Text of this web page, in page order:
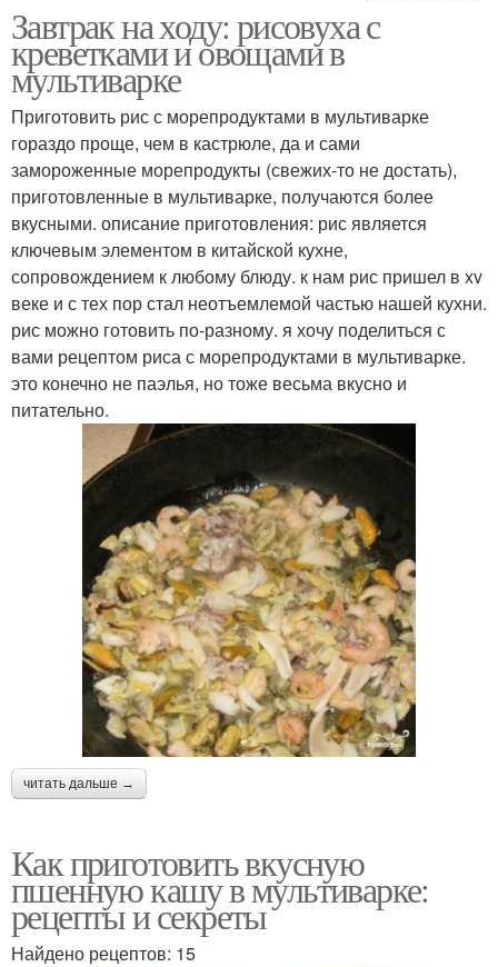
Каша с изюмом Каша с медом
Каша с курицей Каша с овощами
Каша с брокколи и Каша с креветками
Пшенная каша Каша в мультиварке
Каши в мультиварке
Ингредиенты в
пшенную кашу
Каши с тыквой Каши с курагой
Каша с курагой Молочная каша
Каши с сухофруктами Каша с сухофруктами
Завтрак на ходу: рисовуха с
креветками и овощами в
мультиварке
Приготовить рис с морепродуктами в мультиварке
гораздо проще, чем в кастрюле, да и сами
замороженные морепродукты (свежих-то не достать),
приготовленные в мультиварке, получаются более
вкусными. описание приготовления: рис является
ключевым элементом в китайской кухне,
сопровождением к любому блюду. к нам рис пришел в xv
веке и с тех пор стал неотъемлемой частью нашей кухни.
рис можно готовить по-разному. я хочу поделиться с
вами рецептом риса с морепродуктами в мультиварке.
это конечно не паэлья, но тоже весьма вкусно и
питательно.
читать дальше →
Как приготовить вкусную
пшенную кашу в мультиварке:
рецепты и секреты
Найдено рецептов: 15